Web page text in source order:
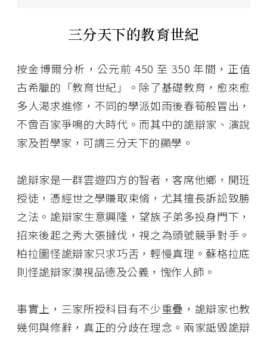
三分天下的教育世紀
按金博爾分析，公元前 450 至 350 年間，正值
古希臘的「教育世紀」。除了基礎教育，愈來愈
多人渴求進修，不同的學派如雨後春筍般冒出，
不啻百家爭鳴的大時代。而其中的詭辯家、演說
家及哲學家，可謂三分天下的顯學。
詭辯家是一群雲遊四方的智者，客席他鄉，開班
授徒，憑經世之學賺取束脩，尤其擅長訴訟致勝
之法。詭辯家生意興隆，望族子弟多投身門下，
招來後起之秀大張撻伐，視之為頭號競爭對手。
柏拉圖怪詭辯家只求巧舌，輕慢真理。蘇格拉底
則怪詭辯家漠視品德及公義，愧作人師。
事實上，三家所授科目有不少重疊，詭辯家也教
幾何與修辭，真正的分歧在理念。兩家詆毀詭辯